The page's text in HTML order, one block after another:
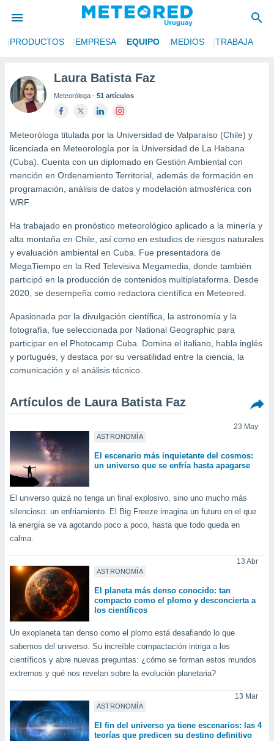
ha
por
la
se
a este
las
forma
digital
basada
permite
seguir
contenido
coste.
todas
ya sean
nuestros
nos
y análisis
en
perfil
en
más
nuestra
y
disponible
ACEPTAR
CONFIGURACIÓN
PRODUCTOS EMPRESA EQUIPO MEDIOS TRABAJA
Laura Batista Faz
Meteoróloga - 51 artículos
Meteoróloga titulada por la Universidad de Valparaíso (Chile) y
licenciada en Meteorología por la Universidad de La Habana
(Cuba). Cuenta con un diplomado en Gestión Ambiental con
mención en Ordenamiento Territorial, además de formación en
programación, análisis de datos y modelación atmosférica con
WRF.
Ha trabajado en pronóstico meteorológico aplicado a la minería y
alta montaña en Chile, así como en estudios de riesgos naturales
y evaluación ambiental en Cuba. Fue presentadora de
MegaTiempo en la Red Televisiva Megamedia, donde también
participó en la producción de contenidos multiplataforma. Desde
2020, se desempeña como redactora científica en Meteored.
Apasionada por la divulgación científica, la astronomía y la
fotografía, fue seleccionada por National Geographic para
participar en el Photocamp Cuba. Domina el italiano, habla inglés
y portugués, y destaca por su versatilidad entre la ciencia, la
comunicación y el análisis técnico.
Artículos de Laura Batista Faz
ASTRONOMÍA
23 May
El escenario más inquietante del cosmos:
un universo que se enfría hasta apagarse
El universo quizá no tenga un final explosivo, sino uno mucho más
silencioso: un enfriamiento. El Big Freeze imagina un futuro en el que
la energía se va agotando poco a poco, hasta que todo queda en
calma.
ASTRONOMÍA
13 Abr
El planeta más denso conocido: tan
compacto como el plomo y desconcierta a
los científicos
Un exoplaneta tan denso como el plomo está desafiando lo que
sabemos del universo. Su increíble compactación intriga a los
científicos y abre nuevas preguntas: ¿cómo se forman estos mundos
extremos y qué nos revelan sobre la evolución planetaria?
ASTRONOMÍA
13 Mar
El fin del universo ya tiene escenarios: las 4
teorías que predicen su destino definitivo